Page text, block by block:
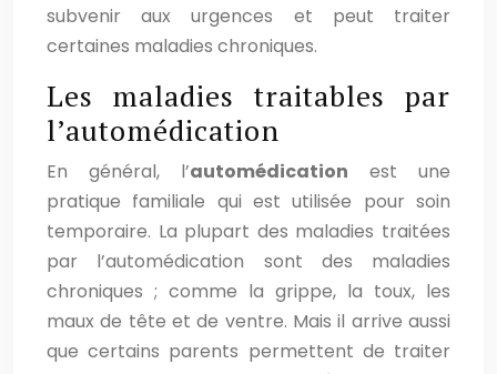
subvenir aux urgences et peut traiter
certaines maladies chroniques.
Les maladies traitables par
l’automédication
En général, l’automédication est une
pratique familiale qui est utilisée pour soin
temporaire. La plupart des maladies traitées
par l’automédication sont des maladies
chroniques ; comme la grippe, la toux, les
maux de tête et de ventre. Mais il arrive aussi
que certains parents permettent de traiter